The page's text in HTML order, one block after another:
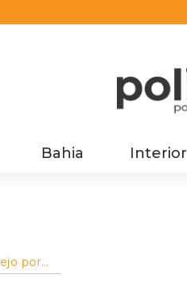
Bahia Interior
por
para se